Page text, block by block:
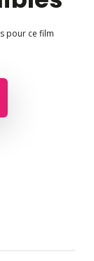
pour ce film